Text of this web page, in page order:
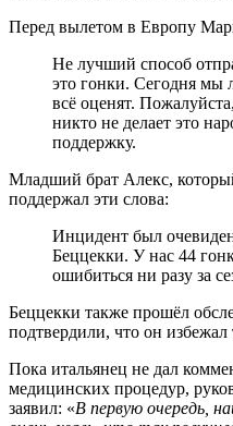
Перед вылетом в Европу
Не лучший способ
это гонки. Сегодня мы
всё оценят.
никто не делает это
поддержку.
Младший брат Алекс,
поддержал эти слова:
Инцидент был
Беццекки. У нас 44
ошибиться ни разу за
Беццекки также прошёл
подтвердили, что он избежал
Пока итальянец не дал
медицинских процедур,
заявил: «В первую очередь,